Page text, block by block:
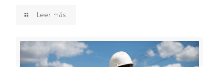
Leer más